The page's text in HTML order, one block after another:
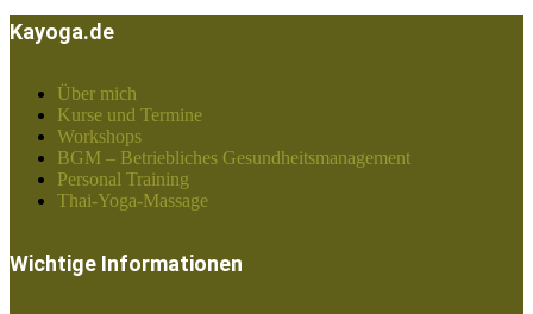
Kayoga.de
Über mich
Kurse und Termine
Workshops
BGM – Betriebliches Gesundheitsmanagement
Personal Training
Thai-Yoga-Massage
Wichtige Informationen